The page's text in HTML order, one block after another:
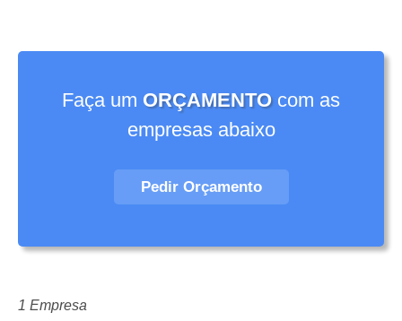
Faça um ORÇAMENTOcom as
empresas abaixo
Pedir Orçamento
1 Empresa